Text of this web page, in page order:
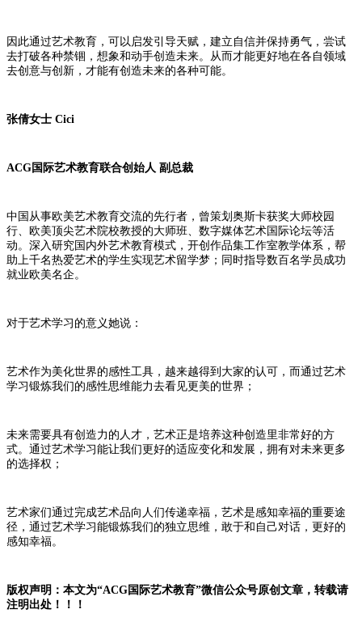
因此通过艺术教育，可以启发引导天赋，建立自信并保持勇气，尝试
去打破各种禁锢，想象和动手创造未来。从而才能更好地在各自领域
去创意与创新，才能有创造未来的各种可能。
张倩女士 Cici
ACG国际艺术教育联合创始人 副总裁
中国从事欧美艺术教育交流的先行者，曾策划奥斯卡获奖大师校园
行、欧美顶尖艺术院校教授的大师班、数字媒体艺术国际论坛等活
动。深入研究国内外艺术教育模式，开创作品集工作室教学体系，帮
助上千名热爱艺术的学生实现艺术留学梦；同时指导数百名学员成功
就业欧美名企。
对于艺术学习的意义她说：
艺术作为美化世界的感性工具，越来越得到大家的认可，而通过艺术
学习锻炼我们的感性思维能力去看见更美的世界；
未来需要具有创造力的人才，艺术正是培养这种创造里非常好的方
式。通过艺术学习能让我们更好的适应变化和发展，拥有对未来更多
的选择权；
艺术家们通过完成艺术品向人们传递幸福，艺术是感知幸福的重要途
径，通过艺术学习能锻炼我们的独立思维，敢于和自己对话，更好的
感知幸福。
版权声明：本文为“ACG国际艺术教育”微信公众号原创文章，转载请
注明出处！！！